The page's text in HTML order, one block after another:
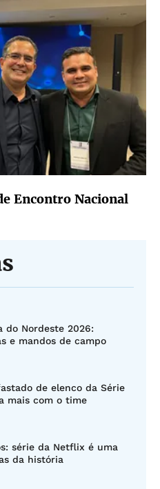
Encontro Nacional
do Nordeste 2026:
e mandos de campo
de elenco da Série
mais com o time
série da Netflix é uma
da história